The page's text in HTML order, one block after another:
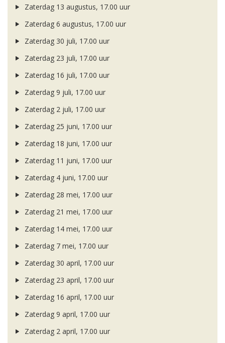
Zaterdag 13 augustus, 17.00 uur
Zaterdag 6 augustus, 17.00 uur
Zaterdag 30 juli, 17.00 uur
Zaterdag 23 juli, 17.00 uur
Zaterdag 16 juli, 17.00 uur
Zaterdag 9 juli, 17.00 uur
Zaterdag 2 juli, 17.00 uur
Zaterdag 25 juni, 17.00 uur
Zaterdag 18 juni, 17.00 uur
Zaterdag 11 juni, 17.00 uur
Zaterdag 4 juni, 17.00 uur
Zaterdag 28 mei, 17.00 uur
Zaterdag 21 mei, 17.00 uur
Zaterdag 14 mei, 17.00 uur
Zaterdag 7 mei, 17.00 uur
Zaterdag 30 april, 17.00 uur
Zaterdag 23 april, 17.00 uur
Zaterdag 16 april, 17.00 uur
Zaterdag 9 april, 17.00 uur
Zaterdag 2 april, 17.00 uur